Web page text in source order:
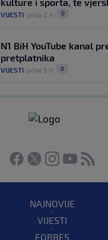
VIJESTI prije 2 h 0
N1 BiH YouTube kanal
pretplatnika
VIJESTI prije 5 h 0
NAJNOVIJE
VIJESTI
FORBES